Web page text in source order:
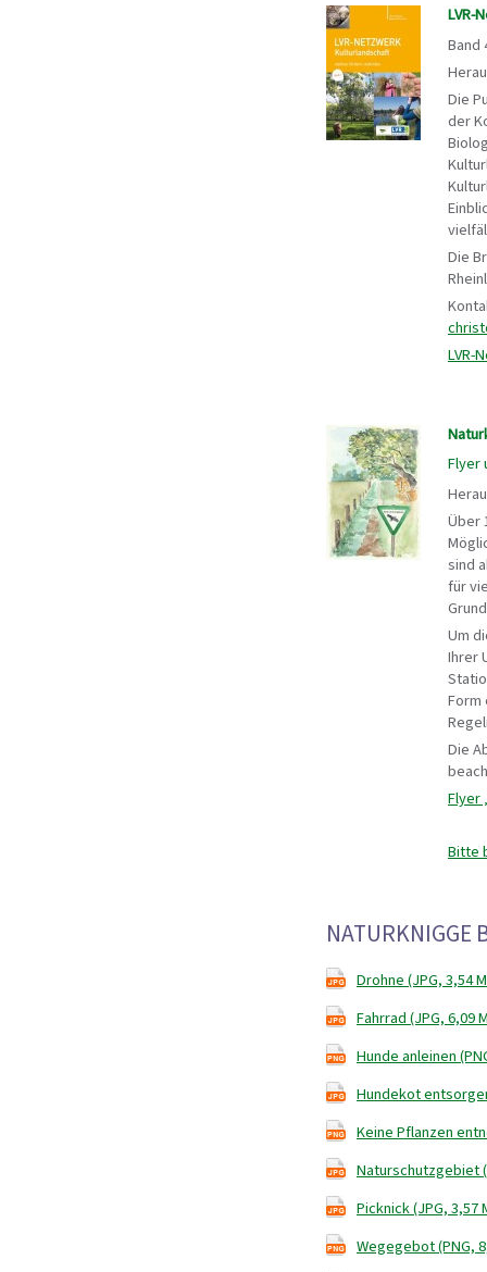
LVR-
Band
Die
der
Die
LVR-
Flyer
Über
sind
für
Um
Ihrer
Form
Die
Flyer
Bitte
NATURKNIGGE
Drohne (JPG, 3,54
Fahrrad (JPG, 6,09
Hunde anleinen
Hundekot
Keine Pflanzen
Naturschutzgebiet
Picknick (JPG, 3,57
Wegegebot (PNG,